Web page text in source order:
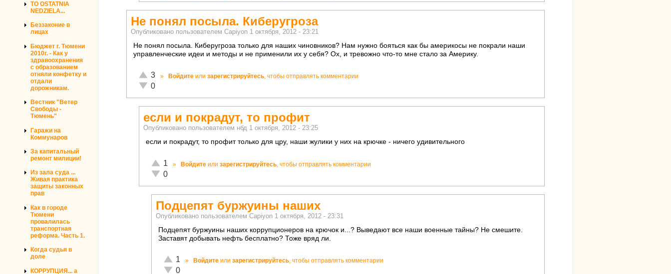
TO OSTATNIA
NEDZIELA...
Беззаконие в
лицах
Бюджет г. Тюмени
2010г. - Как у
здравоохранения
с образованием
отняли конфетку и
отдали
дорожникам.
Вестник "Ветер
Свободы -
Тюмень"
Гаражи на
Коммунаров
За капитальный
ремонт милиции!
Из зала суда ...
Живая практика
защиты законных
прав
Как в городе
Тюмени
провалилась
транспортная
реформа. Часть 1.
Когда судья в
доле
КОРРУПЦИЯ... а
Не понял посыла. Киберугроза
Опубликовано пользователем Capiyon 1 октября, 2012 - 23:21
Не понял посыла. Киберугроза только для наших чиновников? Нам нужно бояться как бы америкосы не покрали наши
управленческие идеи и методы и не применили их у себя? Ох, и тревожно что-то мне стало за Америку.
Отлично!
3
Неадекватно!
0
» Войдите или зарегистрируйтесь, чтобы отправлять комментарии
если и покрадут, то профит
Опубликовано пользователем нбд 1 октября, 2012 - 23:25
если и покрадут, то профит только для цру, наши жулики у них на крючке - ничего удивительного
Отлично!
1
Неадекватно!
0
» Войдите или зарегистрируйтесь , чтобы отправлять комментарии
Подцепят буржуины наших
Опубликовано пользователем Capiyon 1 октября, 2012 - 23:31
Подцепят буржуины наших коррупционеров на крючок и...? Выведают все наши военные тайны? Не смешите.
Заставят добывать нефть бесплатно? Тоже вряд ли.
Отлично!
1
Неадекватно!
0
» Войдите или зарегистрируйтесь, чтобы отправлять комментарии